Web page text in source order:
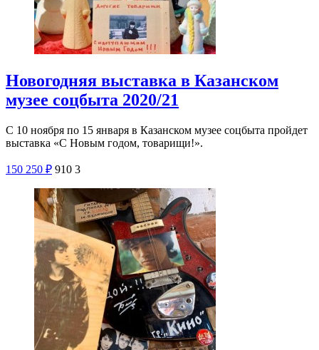
Новогодняя выставка в Казанском
музее соцбыта 2020/21
С 10 ноября по 15 января в Казанском музее соцбыта пройдет
выставка «С Новым годом, товарищи!».
150 250 ₽ 910 3